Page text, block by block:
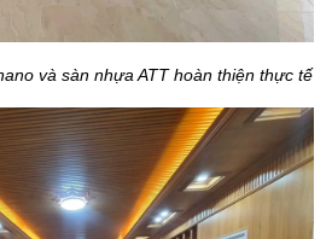
và sàn nhựa ATT hoàn thiện thực tế